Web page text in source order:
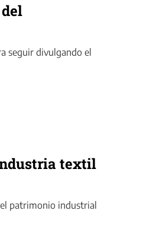
seguir divulgando el
textil
patrimonio industrial